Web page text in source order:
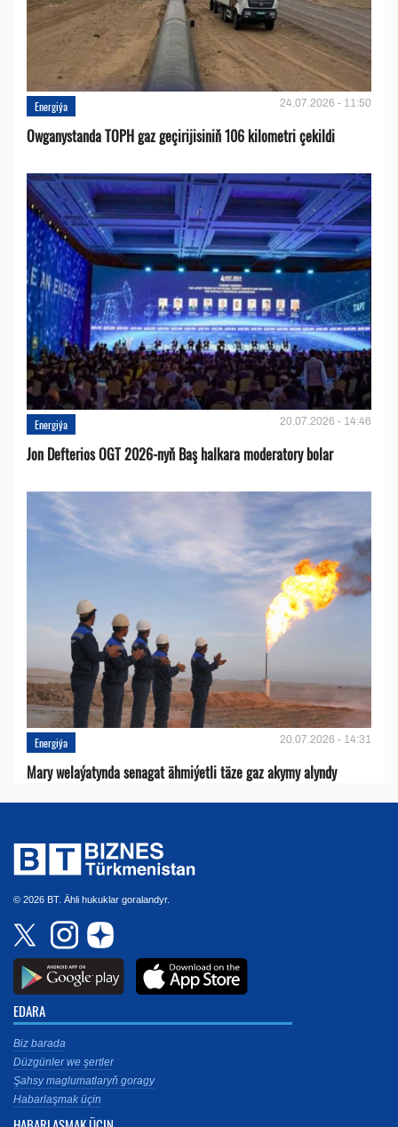
Energiýa 24.07.2026 - 11:50
Owganystanda TOPH gaz geçirijisiniň 106 kilometri çekildi
Energiýa 20.07.2026 - 14:46
Jon Defterios OGT 2026-nyň Baş halkara moderatory bolar
Energiýa 20.07.2026 - 14:31
Mary welaýatynda senagat ähmiýetli täze gaz akymy alyndy
© 2026 BT. Ähli hukuklar goralandyr.
EDARA
Biz barada
Düzgünler we şertler
Şahsy maglumatlaryň goragy
Habarlaşmak üçin